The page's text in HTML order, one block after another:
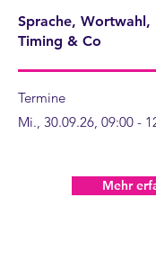
Sprache, Wortwahl,
Timing & Co
Termine
Mi., 30.09.26, 09:00 -
Mehr